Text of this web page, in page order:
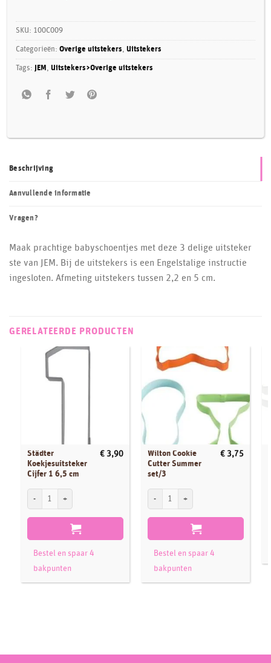
SKU: 100C009
Categorieën:Overige uitstekers,Uitstekers
Tags: JEM ,Uitstekers>Overige uitstekers
Beschrijving
Aanvullende informatie
Vragen?
Maak prachtige babyschoentjes met deze 3 delige uitsteker
ste van JEM. Bij de uitstekers is een Engelstalige instructie
ingesloten. Afmeting uitstekers tussen 2,2 en 5 cm.
GERELATEERDE PRODUCTEN
Städter
Koekjesuitsteker
Cijfer 1 6,5 cm
€ 3,90
Städter Koekjesuitsteker Cijfer 1 6,5 cm aantal
Bestel en spaar 4
bakpunten
Wilton Cookie
Cutter Summer
set/3
€ 3,75
Wilton Cookie Cutter Summer set/3
Bestel en spaar 4
bakpunten